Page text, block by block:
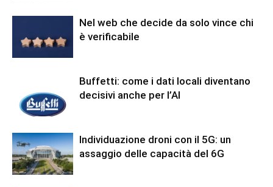
Nel web che decide da solo vince chi
è verificabile
Buffetti: come i dati locali diventano
decisivi anche per l’AI
Individuazione droni con il 5G: un
assaggio delle capacità del 6G